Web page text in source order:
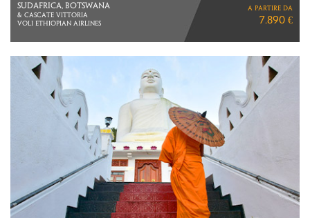
GIAPPONE
LA STAGIONE DEI KOYO
VOLI DIRETTI ITA AIRWAYS
a partire da
4.930 €